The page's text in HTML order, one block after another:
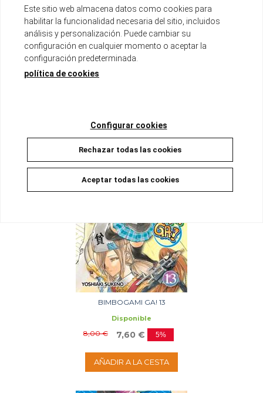
BIMBOGAMI GA! 14
Disponible
8,00 €
BIMBOGAMI GA! 13
Disponible
8,00 € 7,60 € 5%
AÑADIR A LA CESTA
Este sitio web almacena datos como cookies para
habilitar la funcionalidad necesaria del sitio, incluidos
análisis y personalización. Puede cambiar su
configuración en cualquier momento o aceptar la
configuración predeterminada.
política de cookies
Configurar cookies
Rechazar todas las cookies
Aceptar todas las cookies